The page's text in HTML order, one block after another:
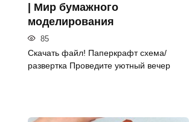
| Мир бумажного
моделирования
85
Скачать файл! Паперкрафт схема/
развертка Проведите уютный вечер